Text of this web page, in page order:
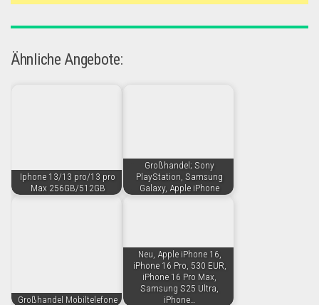
Ähnliche Angebote:
Iphone 13/13 pro/13 pro
Max 256GB/512GB
Großhandel; Sony
PlayStation, Samsung
Galaxy, Apple iPhone
Großhandel Mobiltelefone
Neu, Apple iPhone 16,
iPhone 16 Pro, 530 EUR,
iPhone 16 Pro Max,
Samsung S25 Ultra,
iPhone…